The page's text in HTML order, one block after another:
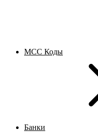
MCC Коды
Банки